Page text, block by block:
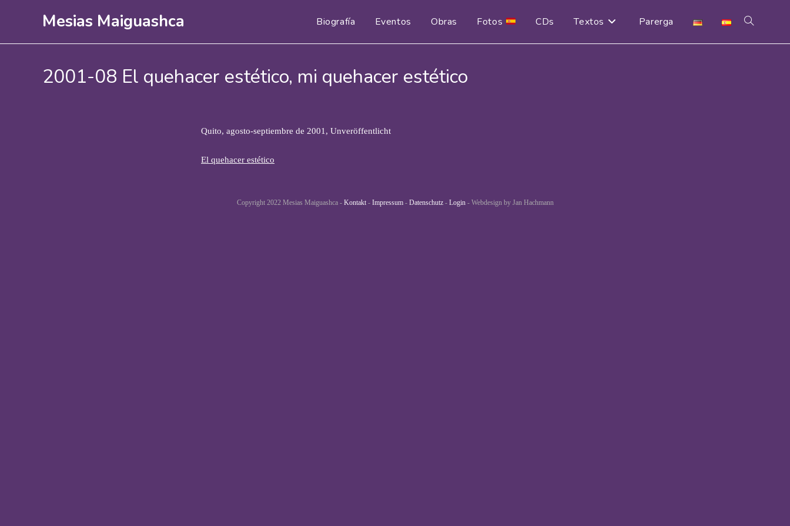
Mesias Maiguashca Biografía Eventos Obras Fotos CDs Textos Parerga Alternar
2001-08 El quehacer estético, mi quehacer estético
Quito, agosto-septiembre de 2001, Unveröffentlicht
El quehacer estético
Copyright 2022 Mesias Maiguashca - Kontakt- Impressum- Datenschutz- Login- Webdesign by Jan Hachmann